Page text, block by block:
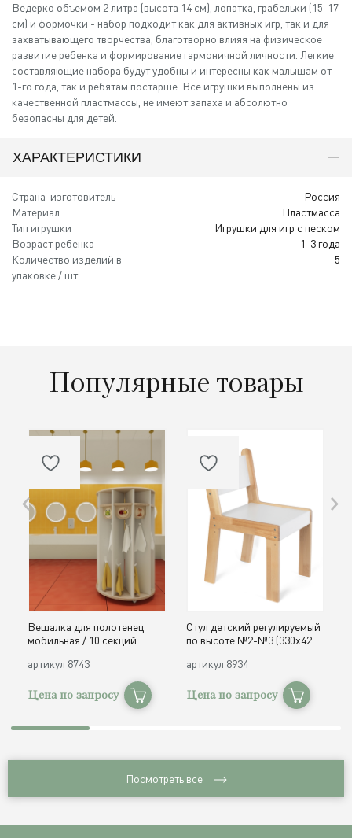
Ведерко объемом 2 литра (высота 14 см), лопатка, грабельки (15-17
см) и формочки - набор подходит как для активных игр, так и для
захватывающего творчества, благотворно влияя на физическое
развитие ребенка и формирование гармоничной личности. Легкие
составляющие набора будут удобны и интересны как малышам от
1-го года, так и ребятам постарше. Все игрушки выполнены из
качественной пластмассы, не имеют запаха и абсолютно
безопасны для детей.
ХАРАКТЕРИСТИКИ
Страна-изготовитель
Россия
Материал
Пластмасса
Тип игрушки
Игрушки для игр с песком
Возраст ребенка
1-3 года
Количество изделий в
упаковке / шт
5
Популярные товары
Вешалка для полотенец
мобильная / 10 секций
артикул 8743
Цена по запросу
Стул детский регулируемый
по высоте №2-№3 (330х420,
артикул 8934
Цена по запросу
Посмотреть все